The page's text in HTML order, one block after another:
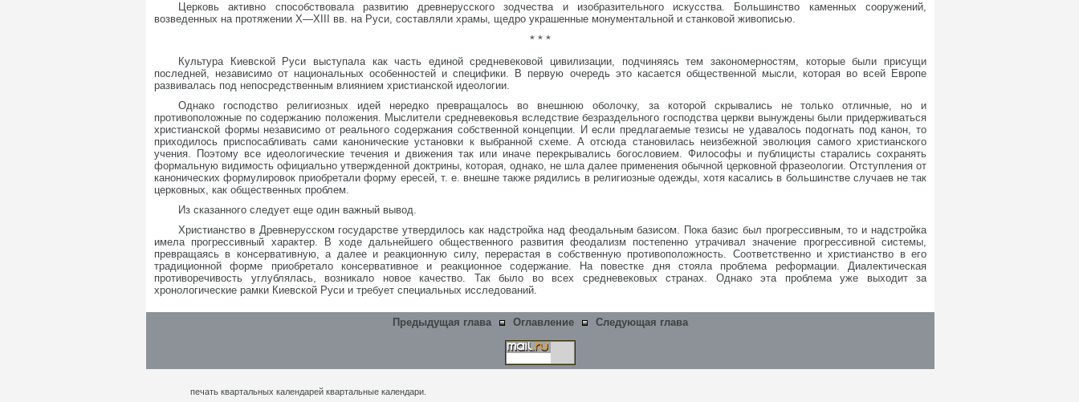
Церковь активно способствовала развитию древнерусского зодчества и изобразительного искусства. Большинство каменных сооружений,
возведенных на протяжении Х—XIII вв. на Руси, составляли храмы, щедро украшенные монументальной и станковой живописью.
* * *
Культура Киевской Руси выступала как часть единой средневековой цивилизации, подчиняясь тем закономерностям, которые были присущи
последней, независимо от национальных особенностей и специфики. В первую очередь это касается общественной мысли, которая во всей Европе
развивалась под непосредственным влиянием христианской идеологии.
Однако господство религиозных идей нередко превращалось во внешнюю оболочку, за которой скрывались не только отличные, но и
противоположные по содержанию положения. Мыслители средневековья вследствие безраздельного господства церкви вынуждены были придерживаться
христианской формы независимо от реального содержания собственной концепции. И если предлагаемые тезисы не удавалось подогнать под канон, то
приходилось приспосабливать сами канонические установки к выбранной схеме. А отсюда становилась неизбежной эволюция самого христианского
учения. Поэтому все идеологические течения и движения так или иначе перекрывались богословием. Философы и публицисты старались сохранять
формальную видимость официально утвержденной доктрины, которая, однако, не шла далее применения обычной церковной фразеологии. Отступления от
канонических формулировок приобретали форму ересей, т. е. внешне также рядились в религиозные одежды, хотя касались в большинстве случаев не так
церковных, как общественных проблем.
Из сказанного следует еще один важный вывод.
Христианство в Древнерусском государстве утвердилось как надстройка над феодальным базисом. Пока базис был прогрессивным, то и надстройка
имела прогрессивный характер. В ходе дальнейшего общественного развития феодализм постепенно утрачивал значение прогрессивной системы,
превращаясь в консервативную, а далее и реакционную силу, перерастая в собственную противоположность. Соответственно и христианство в его
традиционной форме приобретало консервативное и реакционное содержание. На повестке дня стояла проблема реформации. Диалектическая
противоречивость углублялась, возникало новое качество. Так было во всех средневековых странах. Однако эта проблема уже выходит за
хронологические рамки Киевской Руси и требует специальных исследований.
Предыдущая глава Оглавление Следующая глава
печать квартальных календарей квартальные календари.